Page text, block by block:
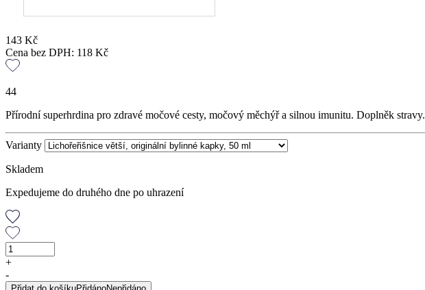
143 Kč
Cena bez DPH: 118 Kč
44
Přírodní superhrdina pro zdravé močové cesty, močový měchýř a silnou imunitu. Doplněk stravy.
Varianty
Skladem
Expedujeme do druhého dne po uhrazení
Lichořeřišnice
větší,
bylinné
+
-